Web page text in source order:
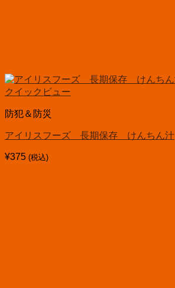
クイックビュー
防犯＆防災
アイリスフーズ 長期保存 けんちん汁
¥375 (税込)